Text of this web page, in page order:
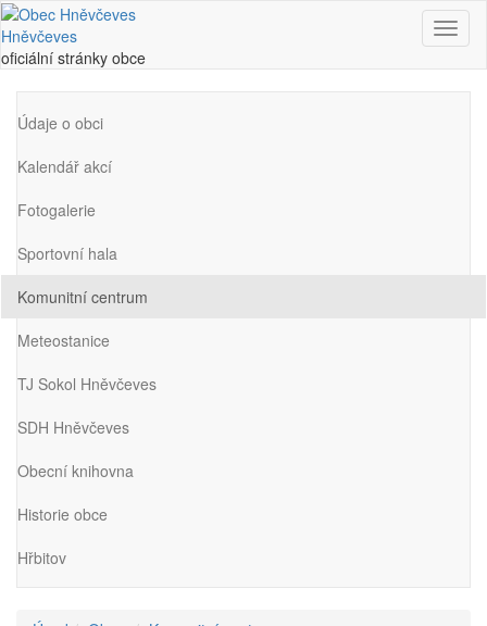
Hněvčeves
oficiální stránky obce
Údaje o obci
Kalendář akcí
Fotogalerie
Sportovní hala
Komunitní centrum
Meteostanice
TJ Sokol Hněvčeves
SDH Hněvčeves
Obecní knihovna
Historie obce
Hřbitov